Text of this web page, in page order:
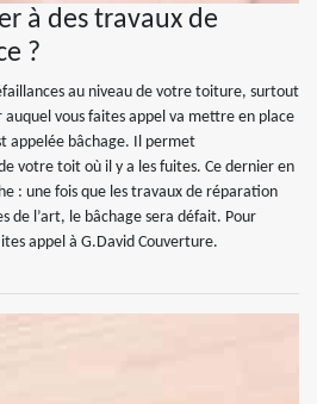
à des travaux de
?
au niveau de votre toiture, surtout
auquel vous faites appel va mettre en place
appelée bâchage. Il permet
votre toit où il y a les fuites. Ce dernier en
: une fois que les travaux de réparation
de l’art, le bâchage sera défait. Pour
appel à G.David Couverture.